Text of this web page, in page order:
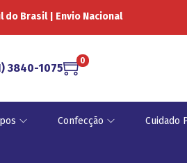
do Brasil | Envio Nacional
3840-1075
0
Confecção Cuidado